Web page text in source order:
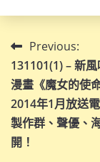
文
章
導
覽
Previous:
131101(1) – 新
漫畫《魔女的使
2014年1月放送
製作群、聲優、
開！